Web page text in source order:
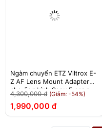
Ngàm chuyển ETZ Viltrox E-
Z AF Lens Mount Adapter
cho ống kính Sony E sang
Nikon Z - Chính hãng
4,300,000 đ (Giảm: -54%)
1,990,000 đ